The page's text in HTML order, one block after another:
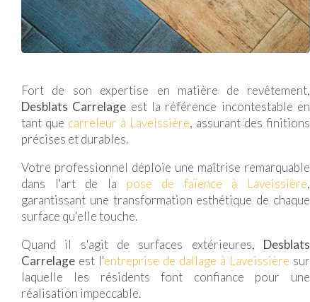
Fort de son expertise en matière de revêtement,
Desblats Carrelage est la référence incontestable en
tant que carreleur à Laveissière, assurant des finitions
précises et durables.
Votre professionnel déploie une maîtrise remarquable
dans l'art de la pose de faïence à Laveissière,
garantissant une transformation esthétique de chaque
surface qu'elle touche.
Quand il s'agit de surfaces extérieures, Desblats
Carrelage est l'entreprise de dallage à Laveissière sur
laquelle les résidents font confiance pour une
réalisation impeccable.